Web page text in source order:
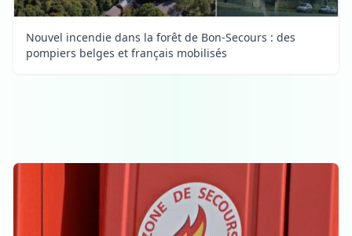
Nouvel incendie dans la forêt de Bon-Secours : des
pompiers belges et français mobilisés